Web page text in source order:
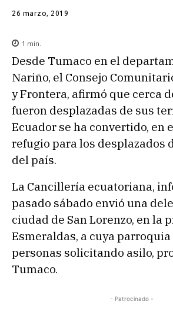
26 marzo, 2019
1 min.
Desde Tumaco en el
Nariño, el Consejo
y Frontera, afirmó que cerca
fueron desplazadas de sus
Ecuador se ha convertido, en
refugio para los desplazados
del país.
La Cancillería ecuatoriana,
pasado sábado envió una
ciudad de San Lorenzo, en la
Esmeraldas, a cuya
personas solicitando asilo,
Tumaco.
- Patrocinado -